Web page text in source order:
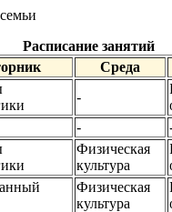
Расписание занятий
Среда
-
-
Физическая
культура
Физическая
культура